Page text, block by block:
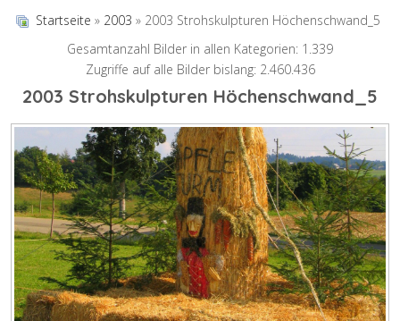
Startseite » 2003 » 2003 Strohskulpturen Höchenschwand_5
Gesamtanzahl Bilder in allen Kategorien: 1.339
Zugriffe auf alle Bilder bislang: 2.460.436
2003 Strohskulpturen Höchenschwand_5